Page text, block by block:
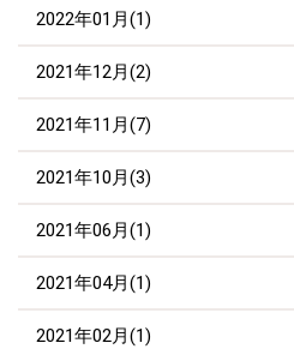
2022年01月(1)
2021年12月(2)
2021年11月(7)
2021年10月(3)
2021年06月(1)
2021年04月(1)
2021年02月(1)